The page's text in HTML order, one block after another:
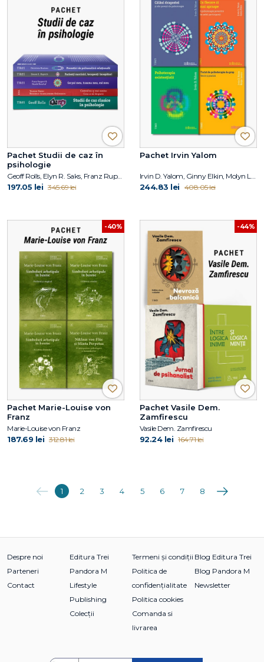
Pachet Studii de caz în
psihologie
Geoff Rolls, Elyn R. Saks, Franz Ruppert, Harald Banzhaf, Steven K. Huprich, Christina Moutsou
197.05 lei 345.69 lei
Pachet Irvin Yalom
Irvin D. Yalom, Ginny Elkin, Molyn Leszcz
244.83 lei 408.05 lei
-40%
Pachet Marie-Louise von
Franz
Marie-Louise von Franz
187.69 lei 312.81 lei
-44%
Pachet Vasile Dem.
Zamfirescu
Vasile Dem. Zamfirescu
92.24 lei 164.71 lei
Anterioara
1 2 3 4 5 6 7 8 Următoarea
Despre noi
Parteneri
Contact
Editura Trei
Pandora M
Lifestyle
Publishing
Colecții
Termeni și condiții
Politica de
confidențialitate
Politica cookies
Comanda si
livrarea
Blog Editura Trei
Blog Pandora M
Newsletter